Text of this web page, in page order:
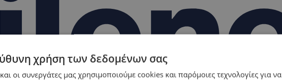
χρήση των δεδομένων σας
και οι συνεργάτες μας χρησιμοποιούμε cookies και παρόμοιες τεχνολογίες για να